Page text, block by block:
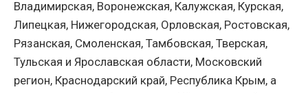
Владимирская, Воронежская, Калужская, Курская,
Липецкая, Нижегородская, Орловская, Ростовская,
Рязанская, Смоленская, Тамбовская, Тверская,
Тульская и Ярославская области, Московский
регион, Краснодарский край, Республика Крым, а